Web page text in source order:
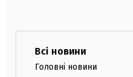
Всі новини
Головні новини